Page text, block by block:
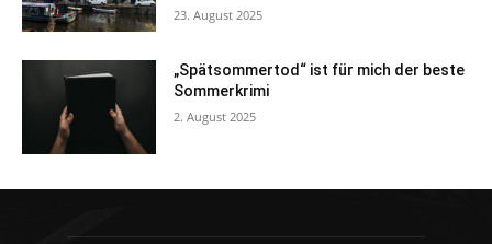
23. August 2025
„Spätsommertod“ ist für mich der beste
Sommerkrimi
2. August 2025